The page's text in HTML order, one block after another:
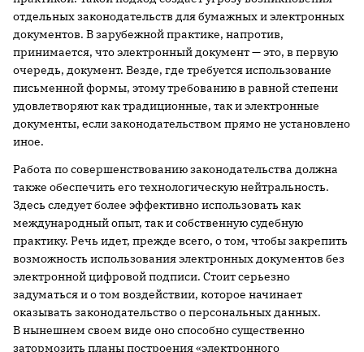
отдельных законодательств для бумажных и электронных
документов. В зарубежной практике, напротив,
принимается, что электронный документ — это, в первую
очередь, документ. Везде, где требуется использование
письменной формы, этому требованию в равной степени
удовлетворяют как традиционные, так и электронные
документы, если законодательством прямо не установлено
иное.
Работа по совершенствованию законодательства должна
также обеспечить его технологическую нейтральность.
Здесь следует более эффективно использовать как
международный опыт, так и собственную судебную
практику. Речь идет, прежде всего, о том, чтобы закрепить
возможность использования электронных документов без
электронной цифровой подписи. Стоит серьезно
задуматься и о том воздействии, которое начинает
оказывать законодательство о персональных данных.
В нынешнем своем виде оно способно существенно
затормозить планы построения «электронного